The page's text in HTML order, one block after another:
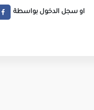
او سجل الدخول بواسطة